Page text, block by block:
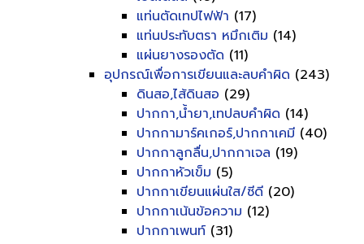
แท่นตัดเทปไฟฟ้า (17)
แท่นประทับตรา หมึกเติม (14)
แผ่นยางรองตัด (11)
อุปกรณ์เพื่อการเขียนและลบคำผิด (243)
ดินสอ,ไส้ดินสอ (29)
ปากกา,น้ำยา,เทปลบคำผิด (14)
ปากกามาร์คเกอร์,ปากกาเคมี (40)
ปากกาลูกลื่น,ปากกาเจล (19)
ปากกาหัวเข็ม (5)
ปากกาเขียนแผ่นใส/ซีดี (20)
ปากกาเน้นข้อความ (12)
ปากกาเพนท์ (31)